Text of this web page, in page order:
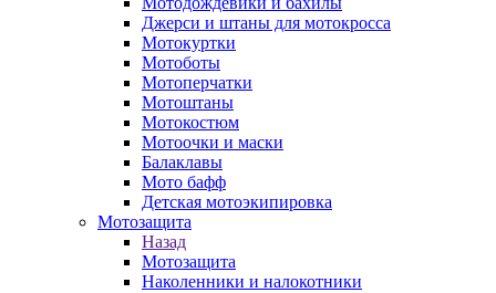
Джерси и штаны для мотокросса
Мотокуртки
Мотоботы
Мотоперчатки
Мотоштаны
Мотокостюм
Мотоочки и маски
Балаклавы
Мото бафф
Детская мотоэкипировка
Мотозащита
Назад
Мотозащита
Наколенники и налокотники